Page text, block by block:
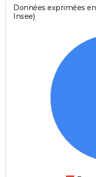
Données exprimées
Insee)